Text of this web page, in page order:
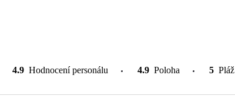
4.9 Hodnocení personálu 4.9 Poloha 5 Pláž